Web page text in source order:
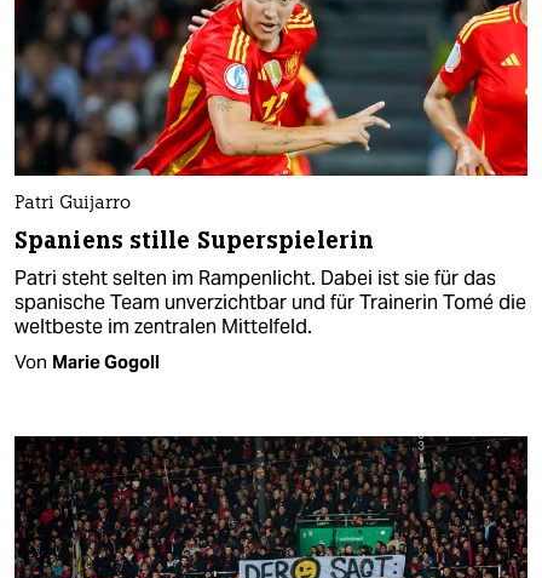
Patri Guijarro
Spaniens stille Superspielerin
Patri steht selten im Rampenlicht. Dabei ist sie für das
spanische Team unverzichtbar und für Trainerin Tomé die
weltbeste im zentralen Mittelfeld.
Von Marie Gogoll